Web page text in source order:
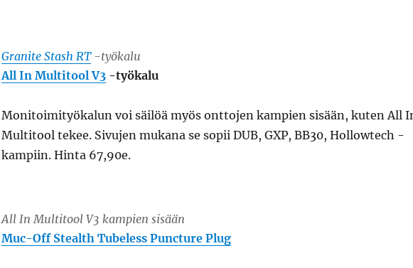
Granite Stash RT-työkalu
All In Multitool V3-työkalu
Monitoimityökalun voi säilöä myös onttojen kampien sisään, kuten All
Multitool tekee. Sivujen mukana se sopii DUB, GXP, BB30, Hollowtech -
kampiin. Hinta 67,90e.
All In Multitool V3 kampien sisään
Muc-Off Stealth Tubeless Puncture Plug